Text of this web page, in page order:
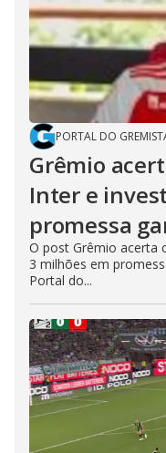
PORTAL DO
Grêmio
Inter e
promessa
O post Grêmio acerta
3 milhões em
Portal do...